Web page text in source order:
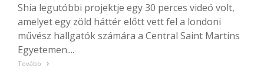
Shia legutóbbi projektje egy 30 perces videó volt,
amelyet egy zöld háttér előtt vett fel a londoni
művész hallgatók számára a Central Saint Martins
Egyetemen....
Tovább